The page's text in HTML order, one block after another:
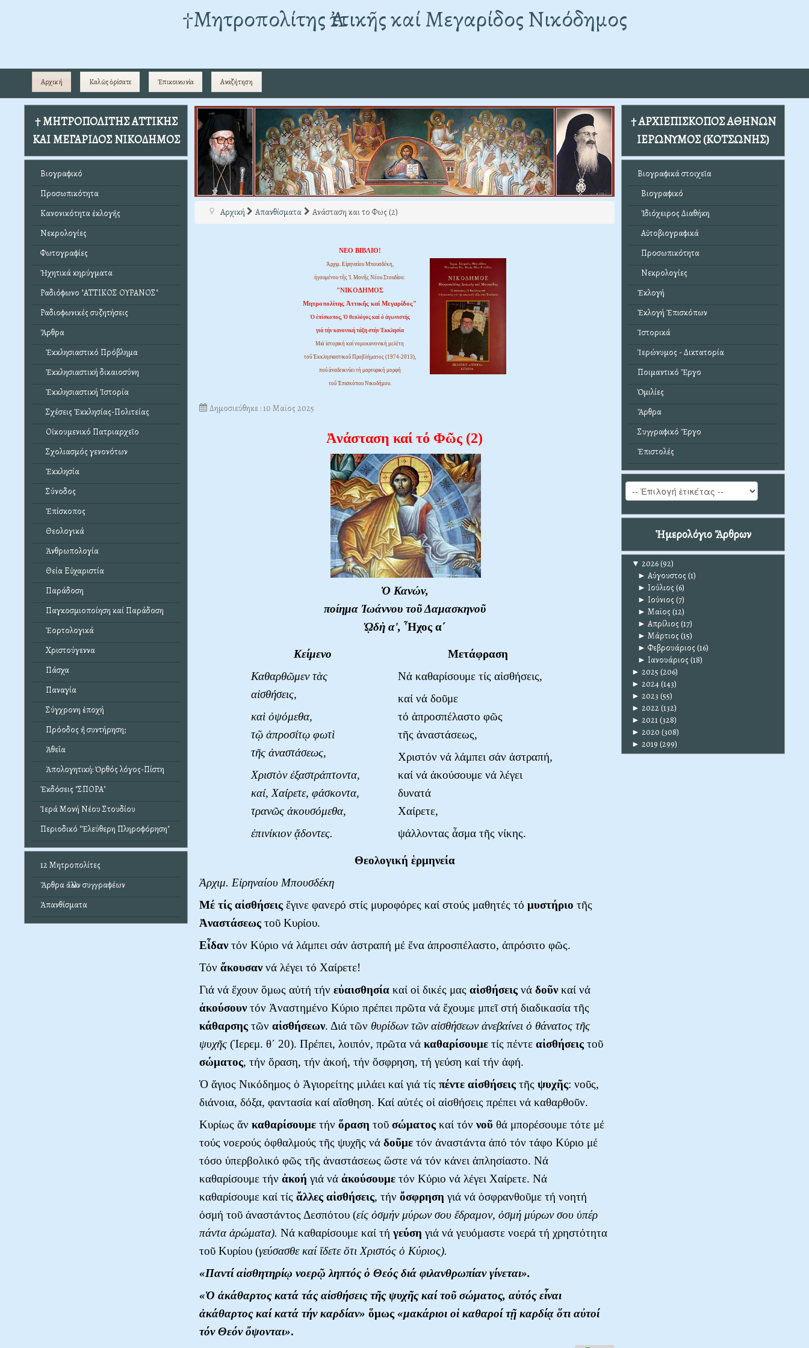
†Mητροπολίτης Ἀττικῆς καί Μεγαρίδος Νικόδημος
Αρχική Καλῶς ὁρίσατε Ἐπικοινωνία Αναζήτηση
† ΜΗΤΡΟΠΟΛΙΤΗΣ ΑΤΤΙΚΗΣ
ΚΑΙ ΜΕΓΑΡΙΔΟΣ ΝΙΚΟΔΗΜΟΣ
Βιογραφικό
Προσωπικότητα
Κανονικότητα ἐκλογῆς
Νεκρολογίες
Φωτογραφίες
Ἠχητικά κηρύγματα
Ραδιόφωνο "ΑΤΤΙΚΟΣ ΟΥΡΑΝΟΣ"
Ραδιοφωνικές συζητήσεις
Ἄρθρα
Ἐκκλησιαστικό Πρόβλημα
Ἐκκλησιαστική δικαιοσύνη
Ἐκκλησιαστική Ἱστορία
Σχέσεις Ἐκκλησίας-Πολιτείας
Οἰκουμενικό Πατριαρχεῖο
Σχολιασμός γενονότων
Ἐκκλησία
Σύνοδος
Ἐπίσκοπος
Θεολογικά
Ἀνθρωπολογία
Θεία Εὐχαριστία
Παράδοση
Παγκοσμιοποίηση καί Παράδοση
Ἑορτολογικά
Χριστούγεννα
Πάσχα
Παναγία
Σύγχρονη ἐποχή
Πρόοδος ἤ συντήρηση;
Ἀθεΐα
Ἀπολογητική: Ὀρθός λόγος-Πίστη
Ἐκδόσεις "ΣΠΟΡΑ"
Ἱερά Μονή Νέου Στουδίου
Περιοδικό "Ἐλεύθερη Πληροφόρηση"
12 Μητροπολίτες
Ἄρθρα ἄλλων συγγραφέων
Ἀπανθίσματα
Αρχική Απανθίσματα Ανάσταση και το Φως (2)
ΝΕΟ ΒΙΒΛΙΟ!
Ἀρχιμ. Εἰρηναίου Μπουσδέκη,
ἡγουμένου τῆς Ἱ. Μονῆς Νέου Στουδίου:
"ΝΙΚΟΔΗΜΟΣ
Μητροπολίτης Ἀττικῆς καί Μεγαρίδος"
Ὁ ἐπίσκοπος, Ὁ θεολόγος καί ὁ ἀγωνιστής
γιά τήν κανονική τάξη στήν Ἐκκλησία
Μιά ἱστορική καί νομοκανονική μελέτη
τοῦ Ἐκκλησιαστικοῦ Προβλήματος (1974-2013),
πού ἀναδεικνύει τή μαρτυρική μορφή
τοῦ Ἐπισκόπου Νικοδήμου.
Δημοσιεύθηκε : 10 Μαϊος 2025
Ἀνάσταση καί τό Φῶς (2)
Ὁ Κανών,
ποίημα Ἰωάννου τοῦ Δαμασκηνοῦ
ᾨδὴ α', Ἦχος α΄
Κείμενο
Καθαρθῶμεν τὰς
αἰσθήσεις,
καὶ ὀψόμεθα,
τῷ ἀπροσίτῳ φωτὶ
τῆς ἀναστάσεως,
Χριστὸν ἐξαστράπτοντα,
καί, Χαίρετε, φάσκοντα,
τρανῶς ἀκουσόμεθα,
ἐπινίκιον ᾄδοντες.
Μετάφραση
Νά καθαρίσουμε τίς αἰσθήσεις,
καί νά δοῦμε
τό ἀπροσπέλαστο φῶς
τῆς ἀναστάσεως,
Χριστόν νά λάμπει σάν ἀστραπή,
καί νά ἀκούσουμε νά λέγει
δυνατά
Χαίρετε,
ψάλλοντας ἆσμα τῆς νίκης.
Θεολογική ἑρμηνεία
Ἀρχιμ. Εἰρηναίου Μπουσδέκη
Μέ τίς αἰσθήσεις ἔγινε φανερό στίς μυροφόρες καί στούς μαθητές τό μυστήριο τῆς
Ἀναστάσεως τοῦ Κυρίου.
Εἶδαντόν Κύριο νά λάμπει σάν ἀστραπή μέ ἕνα ἀπροσπέλαστο, ἀπρόσιτο φῶς.
Τόν ἄκουσαννά λέγει τό Χαίρετε!
Γιά νά ἔχουν ὅμως αὐτή τήν εὐαισθησία καί οἱ δικές μας αἰσθήσεις νά δοῦνκαί νά
ἀκούσουντόν Ἀναστημένο Κύριο πρέπει πρῶτα νά ἔχουμε μπεῖ στή διαδικασία τῆς
κάθαρσης τῶν αἰσθήσεων. Διά τῶν θυρίδων τῶν αἰσθήσεων ἀνεβαίνει ὁ θάνατος τῆς
ψυχῆς (Ἱερεμ. θ΄ 20). Πρέπει, λοιπόν, πρῶτα νά καθαρίσουμε τίς πέντε αἰσθήσεις τοῦ
σώματος, τήν ὅραση, τήν ἀκοή, τήν ὄσφρηση, τή γεύση καί τήν ἀφή.
Ὁ ἅγιος Νικόδημος ὁ Ἁγιορείτης μιλάει καί γιά τίς πέντε αἰσθήσεις τῆς ψυχῆς: νοῦς,
διάνοια, δόξα, φαντασία καί αἴσθηση. Καί αὐτές οἱ αἰσθήσεις πρέπει νά καθαρθοῦν.
Κυρίως ἄν καθαρίσουμε τήν ὅραση τοῦ σώματος καί τόν νοῦ θά μπορέσουμε τότε μέ
τούς νοερούς ὀφθαλμούς τῆς ψυχῆς νά δοῦμε τόν ἀναστάντα ἀπό τόν τάφο Κύριο μέ
τόσο ὑπερβολικό φῶς τῆς ἀναστάσεως ὥστε νά τόν κάνει ἀπλησίαστο. Νά
καθαρίσουμε τήν ἀκοή γιά νά ἀκούσουμε τόν Κύριο νά λέγει Χαίρετε. Νά
καθαρίσουμε καί τίς ἄλλες αἰσθήσεις, τήν ὄσφρηση γιά νά ὀσφρανθοῦμε τή νοητή
ὀσμή τοῦ ἀναστάντος Δεσπότου (εἰς ὀσμήν μύρων σου ἔδραμον, ὀσμή μύρων σου ὑπέρ
πάντα ἀρώματα). Νά καθαρίσουμε καί τή γεύση γιά νά γευόμαστε νοερά τή χρηστότητα
τοῦ Κυρίου (γεύσασθε καί ἴδετε ὅτι Χριστός ὁ Κύριος).
«Παντί αἰσθητηρίῳ νοερῷ ληπτός ὁ Θεός διά φιλανθρωπίαν γίνεται».
«Ὁ ἀκάθαρτος κατά τάς αἰσθήσεις τῆς ψυχῆς καί τοῦ σώματος, αὐτός εἶναι
ἀκάθαρτος καί κατά τήν καρδίαν» ὅμως «μακάριοι οἱ καθαροί τῇ καρδίᾳ ὅτι αὐτοί
τόν Θεόν ὄψονται».
† ΑΡΧΙΕΠΙΣΚΟΠΟΣ ΑΘΗΝΩΝ
ΙΕΡΩΝΥΜΟΣ (ΚΟΤΣΩΝΗΣ)
Βιογραφικά στοιχεῖα
Βιογραφικό
Ἰδιόχειρος Διαθήκη
Αὐτοβιογραφικά
Προσωπικότητα
Νεκρολογίες
Ἐκλογή
Ἐκλογή Ἐπισκόπων
Ἱστορικά
Ἱερώνυμος - Δικτατορία
Ποιμαντικό Ἔργο
Ὁμιλίες
Ἄρθρα
Συγγραφικό Ἔργο
Ἐπιστολές
Ἡμερολόγιο Ἄρθρων
▼ 2026(92)
► Αύγουστος (1)
► Ιούλιος (6)
► Ιούνιος (7)
► Μαϊος (12)
► Απρίλιος (17)
► Μάρτιος (15)
► Φεβρουάριος (16)
► Ιανουάριος (18)
► 2025 (206)
► 2024(143)
► 2023 (55)
► 2022(132)
► 2021(328)
► 2020 (308)
► 2019 (299)